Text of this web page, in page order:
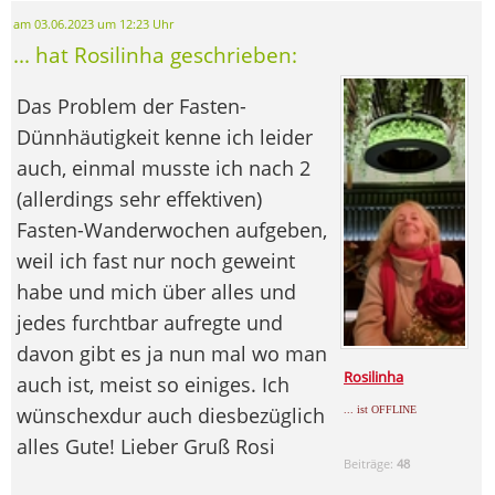
am 03.06.2023 um 12:23 Uhr
... hat Rosilinha geschrieben:
Rosilinha
... ist OFFLINE
Beiträge:48
Das Problem der Fasten-
Dünnhäutigkeit kenne ich leider
auch, einmal musste ich nach 2
(allerdings sehr effektiven)
Fasten-Wanderwochen aufgeben,
weil ich fast nur noch geweint
habe und mich über alles und
jedes furchtbar aufregte und
davon gibt es ja nun mal wo man
auch ist, meist so einiges. Ich
wünschexdur auch diesbezüglich
alles Gute! Lieber Gruß Rosi